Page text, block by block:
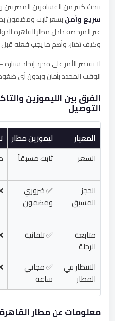
يبحث كثير من المسافرين المصريين
سريع وآمنبسعر ثابت ومضمون
غير المرخصة داخل مطار القاهرة
وكيف تختار، وأهم ما يجب فعله قبل
لا يقتصر الأمر على مجرد إيجاد
الوقت المحدد بأمان وبدون أي ضغوط
الفرق بين الليموزين
التوصيل
المعيار ليموزين مطار
السعر
ثابت مسبقاً
الحجز
المسبق
✅ ضروري
ومضمون
متابعة
الرحلة
✅ تلقائية
الانتظار في
المطار
✅ مجاني
ساعة
معلومات عن مطار القاهرة